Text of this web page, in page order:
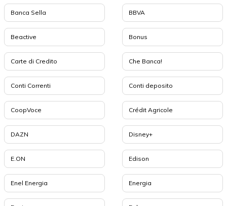
Banca Sella BBVA
Beactive Bonus
Carte di Credito Che Banca!
Conti Correnti Conti deposito
CoopVoce Crédit Agricole
DAZN Disney+
E.ON Edison
Enel Energia Energia